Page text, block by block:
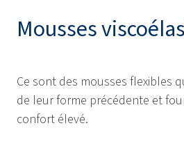
Mousses
Ce sont des mousses flexibles
de leur forme précédente et
confort élevé.